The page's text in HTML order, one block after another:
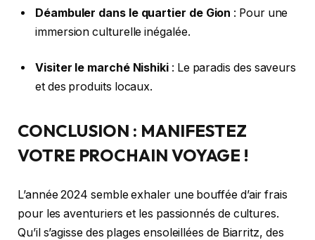
Déambuler dans le quartier de Gion : Pour une
immersion culturelle inégalée.
Visiter le marché Nishiki : Le paradis des saveurs
et des produits locaux.
CONCLUSION : MANIFESTEZ
VOTRE PROCHAIN VOYAGE !
L’année 2024 semble exhaler une bouffée d’air frais
pour les aventuriers et les passionnés de cultures.
Qu’il s’agisse des plages ensoleillées de Biarritz, des